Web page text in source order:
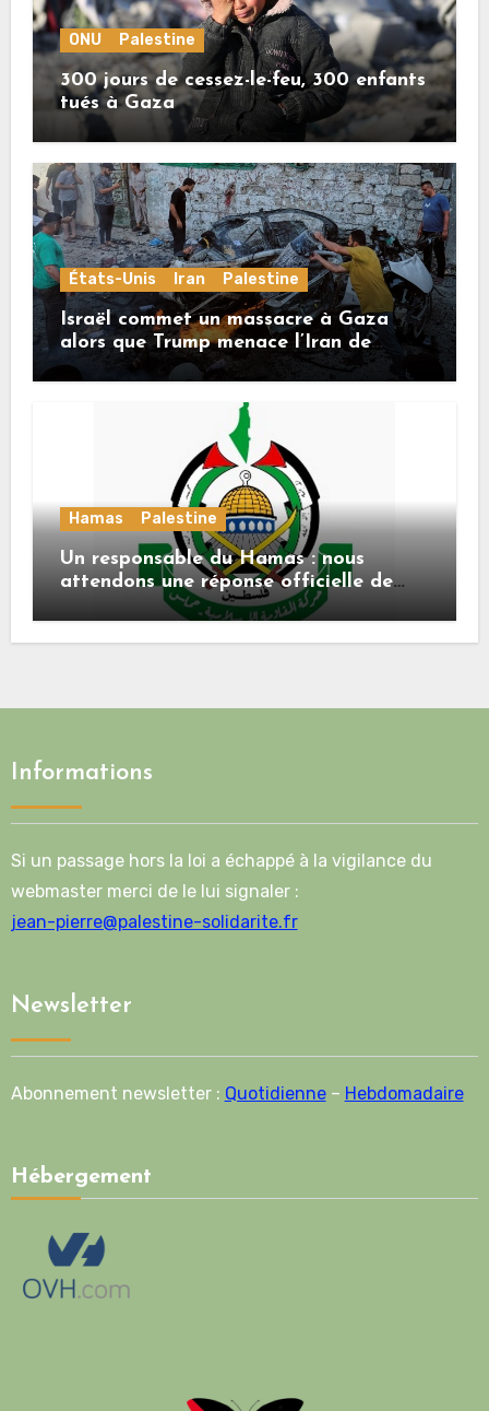
ONU Palestine
300 jours de cessez-le-feu, 300 enfants
tués à Gaza
États-Unis Iran Palestine
Israël commet un massacre à Gaza
alors que Trump menace l’Iran de
«décapitation»
Hamas Palestine
Un responsable du Hamas : nous
attendons une réponse officielle de
Mladenov concernant la feuille de
route de la deuxième phase de l’accord
Informations
Si un passage hors la loi a échappé à la vigilance du
webmaster merci de le lui signaler :
jean-pierre@palestine-solidarite.fr
Newsletter
Abonnement newsletter : Quotidienne– Hebdomadaire
Hébergement